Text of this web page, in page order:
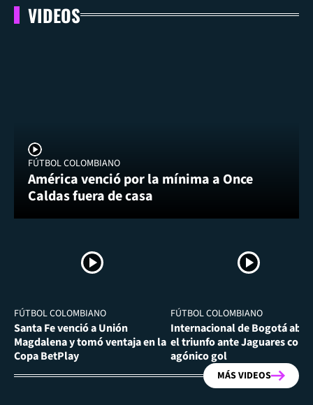
VIDEOS
FÚTBOL COLOMBIANO
América venció por la mínima a Once
Caldas fuera de casa
FÚTBOL COLOMBIANO
Santa Fe venció a Unión
Magdalena y tomó ventaja en la
Copa BetPlay
FÚTBOL COLOMBIANO
Internacional de Bogotá
el triunfo ante Jaguares con
agónico gol
MÁS VIDEOS